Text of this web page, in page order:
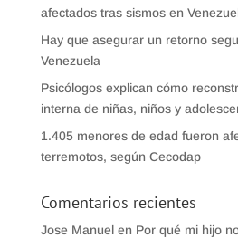
afectados tras sismos en
Hay que asegurar un retorno
Venezuela
Psicólogos explican cómo
interna de niñas, niños y
1.405 menores de edad fueron
terremotos, según Cecodap
Comentarios recientes
Jose Manuelen Por qué mi hijo